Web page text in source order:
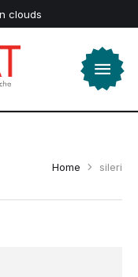
clouds
Home sileri